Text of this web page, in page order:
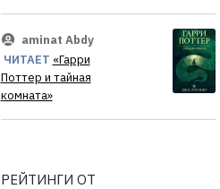
aminat Abdy
ЧИТАЕТ «Гарри
Поттер и тайная
комната»
РЕЙТИНГИ ОТ